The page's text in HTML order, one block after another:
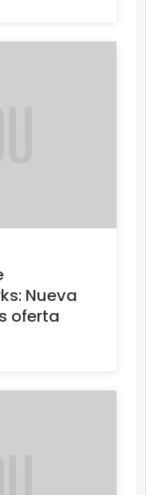
Nueva
oferta